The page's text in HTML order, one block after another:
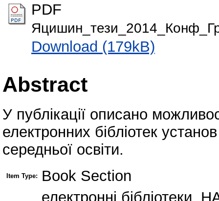
PDF
Download (179kB)
Abstract
У публікації описано
електронних бібліотек
середньої освіти.
Item Type: Book Section
електронні бібліотеки,